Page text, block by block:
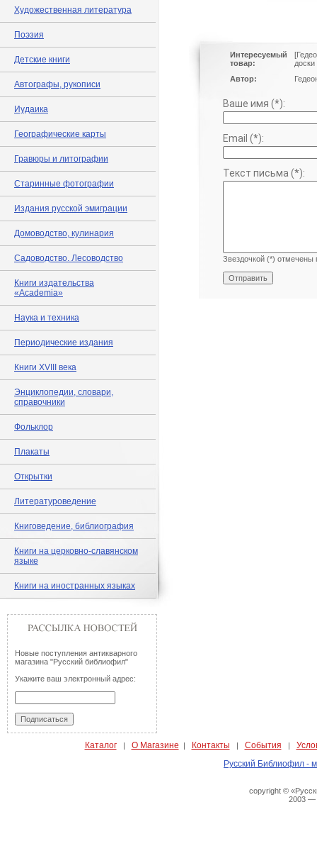
Художественная литература
Поэзия
Детские книги
Автографы, рукописи
Иудаика
Географические карты
Гравюры и литографии
Старинные фотографии
Издания русской эмиграции
Домоводство, кулинария
Садоводство. Лесоводство
Книги издательства
«Academia»
Наука и техника
Периодические издания
Книги XVIII века
Энциклопедии, словари,
справочники
Фольклор
Плакаты
Открытки
Литературоведение
Книговедение, библиография
Книги на церковно-славянском
языке
Книги на иностранных языках
Новые поступления антикварного
магазина "Русский библиофил"
Укажите ваш электронный адрес:
Интересуемый
товар:
Автор:
Ваше имя (*):
Email (*):
Текст письма (*):
Звездочкой (*) отмечены
Каталог| О Магазине | Контакты | События |
Русский Библиофил -
copyright ©
2003 —